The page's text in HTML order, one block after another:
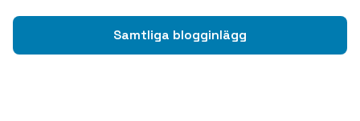
Samtliga blogginlägg